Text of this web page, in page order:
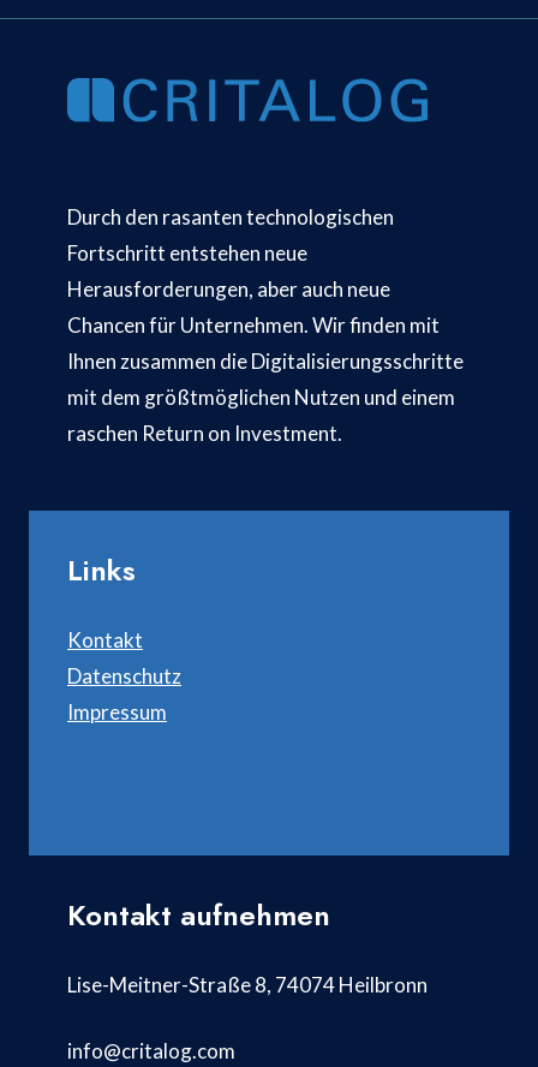
Durch den rasanten technologischen
Fortschritt entstehen neue
Herausforderungen, aber auch neue
Chancen für Unternehmen. Wir finden mit
Ihnen zusammen die Digitalisierungsschritte
mit dem größtmöglichen Nutzen und einem
raschen Return on Investment.
Links
Kontakt
Datenschutz
Impressum
Kontakt aufnehmen
Lise-Meitner-Straße 8, 74074 Heilbronn
info@critalog.com